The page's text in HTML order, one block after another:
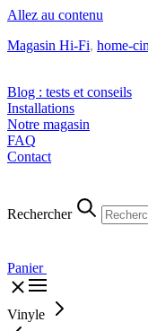
Allez au contenu
Magasin Hi-Fi, home-
Blog : tests et conseils
Installations
Notre magasin
FAQ
Contact
Rechercher
Panier
Vinyle